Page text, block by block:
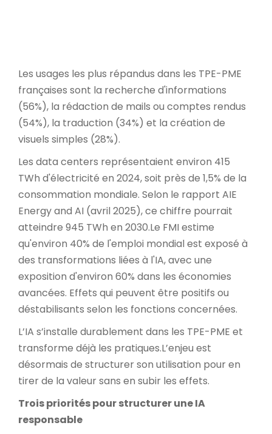
Les usages les plus répandus dans les TPE-PME
françaises sont la recherche d'informations
(56%), la rédaction de mails ou comptes rendus
(54%), la traduction (34%) et la création de
visuels simples (28%).
Les data centers représentaient environ 415
TWh d'électricité en 2024, soit près de 1,5% de la
consommation mondiale. Selon le rapport AIE
Energy and AI (avril 2025), ce chiffre pourrait
atteindre 945 TWh en 2030.Le FMI estime
qu'environ 40% de l'emploi mondial est exposé à
des transformations liées à l'IA, avec une
exposition d'environ 60% dans les économies
avancées. Effets qui peuvent être positifs ou
déstabilisants selon les fonctions concernées.
L’IA s’installe durablement dans les TPE-PME et
transforme déjà les pratiques.L’enjeu est
désormais de structurer son utilisation pour en
tirer de la valeur sans en subir les effets.
Trois priorités pour structurer une IA
responsable